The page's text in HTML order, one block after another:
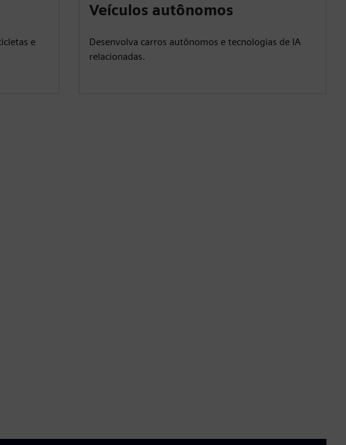
e
Veículos autônomos
Desenvolva carros autônomos e tecnologias de IA
relacionadas.